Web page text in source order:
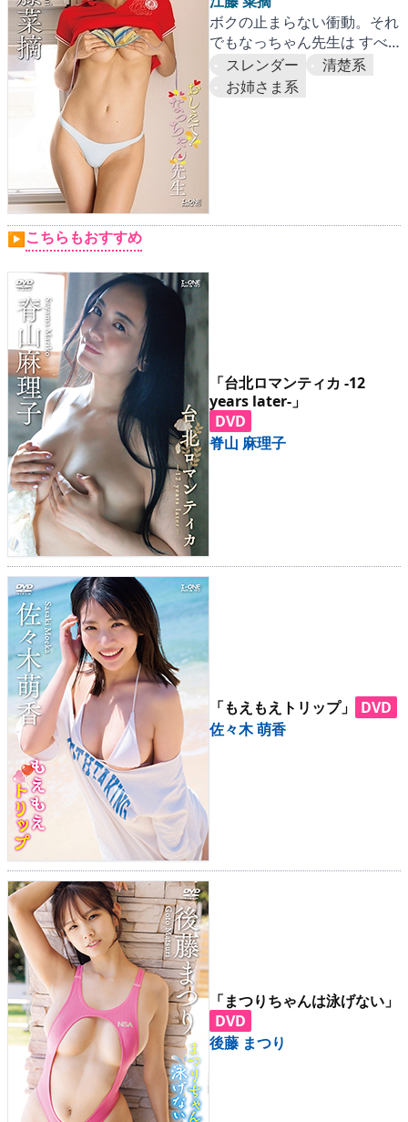
ボクの止まらない衝動。それ
でもなっちゃん先生は すべ
てを受け入れてくれまし
た…。
スレンダー
清楚系
お姉さま系
▶こちらもおすすめ
「台北ロマンティカ -12
years later-」
DVD
脊山 麻理子
「もえもえトリップ」
DVD
佐々木 萌香
「まつりちゃんは泳げない」
DVD
後藤 まつり